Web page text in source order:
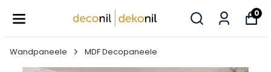
0
Wandpaneele MDF Decopaneele